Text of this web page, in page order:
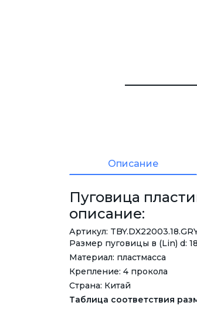
Описание
Пуговица
описание:
Артикул:
Размер пуговицы в (Lin) d:
Материал: пластмасса
Крепление: 4 прокола
Страна: Китай
Таблица соответствия